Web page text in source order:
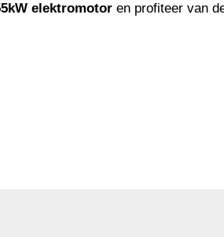
elektromotor en profiteer van